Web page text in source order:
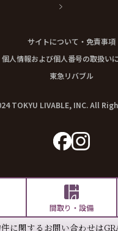
間取り・設備
件に関するお問い合わせは
サイトについて・免責事項
個人情報および個人番号の取扱い
東急リバブル
TOKYU LIVABLE, INC. All